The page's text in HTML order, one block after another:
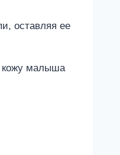
оставляя ее
кожу малыша